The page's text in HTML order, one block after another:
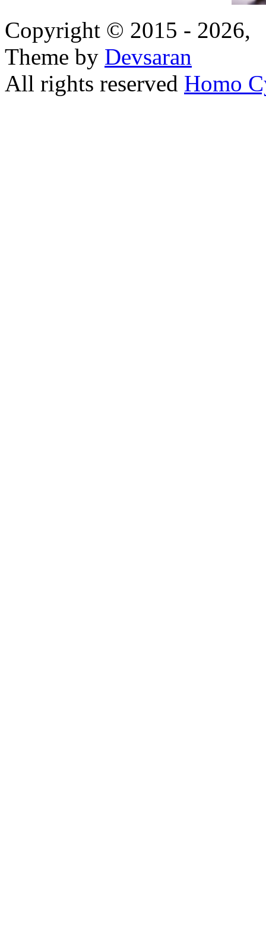
Copyright © 2015 - 2026,
Theme by Devsaran
All rights reserved Homo